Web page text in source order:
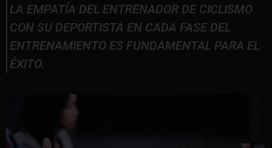
LA EMPATÍA DEL ENTRENADOR DE CICLISMO
CON SU DEPORTISTA EN CADA FASE DEL
ENTRENAMIENTO ES FUNDAMENTAL PARA EL
ÉXITO.